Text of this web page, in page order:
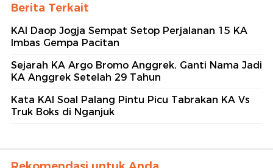
Berita Terkait
KAI Daop Jogja Sempat Setop Perjalanan 15 KA
Imbas Gempa Pacitan
Sejarah KA Argo Bromo Anggrek, Ganti Nama Jadi
KA Anggrek Setelah 29 Tahun
Kata KAI Soal Palang Pintu Picu Tabrakan KA Vs
Truk Boks di Nganjuk